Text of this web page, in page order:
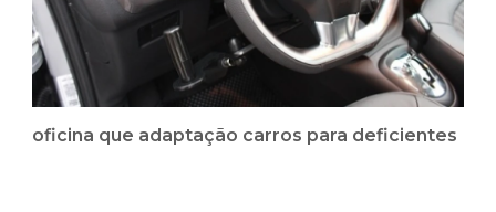
oficina que adaptação carros para deficientes